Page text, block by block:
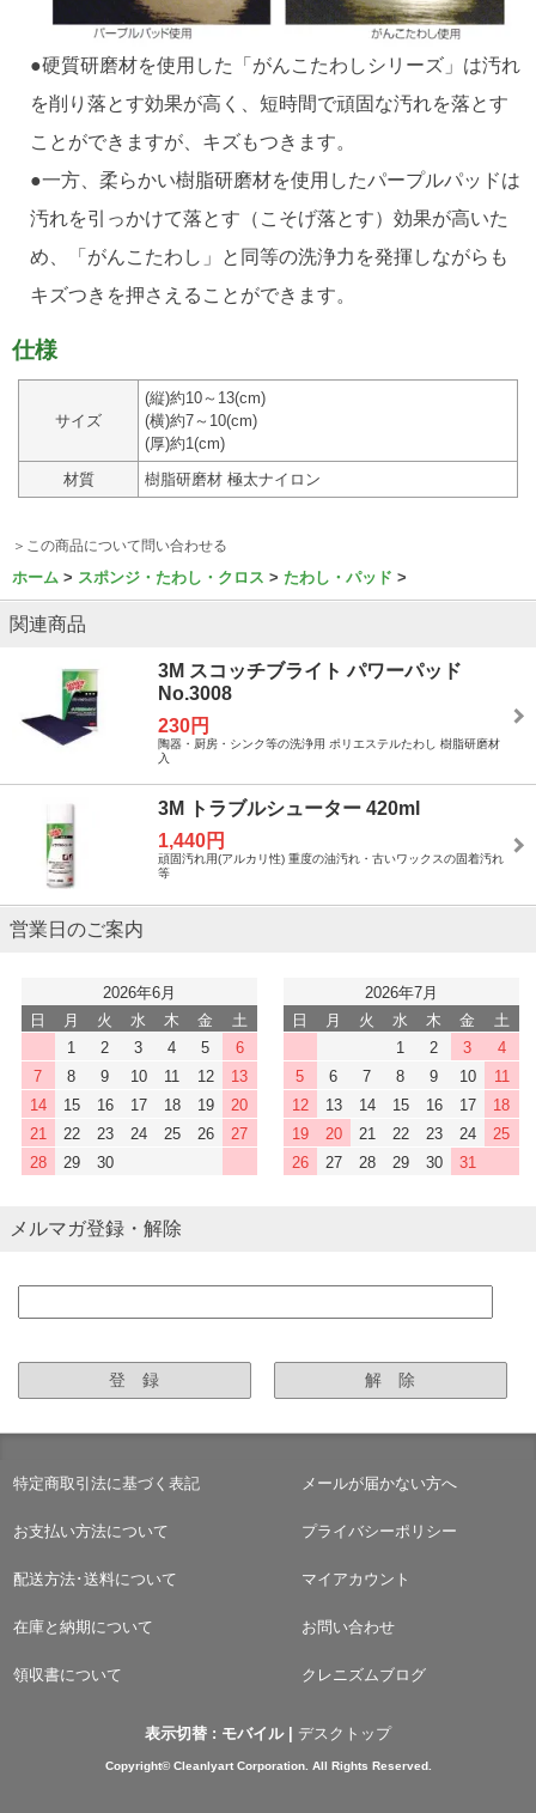
●硬質研磨材を使用した「がんこたわしシリーズ」は汚れ
を削り落とす効果が高く、短時間で頑固な汚れを落とす
ことができますが、キズもつきます。
●一方、柔らかい樹脂研磨材を使用したパープルパッドは
汚れを引っかけて落とす（こそげ落とす）効果が高いた
め、「がんこたわし」と同等の洗浄力を発揮しながらも
キズつきを押さえることができます。
仕様
サイズ
(縦)約10～13(cm)
(横)約7～10(cm)
(厚)約1(cm)
材質
樹脂研磨材 極太ナイロン
＞この商品について問い合わせる
ホーム スポンジ・たわし・クロス たわし・パッド
関連商品
3M スコッチブライト パワーパッド
No.3008
230円
陶器・厨房・シンク等の洗浄用 ポリエステルたわし 樹脂研磨材
入
3M トラブルシューター 420ml
1,440円
頑固汚れ用(アルカリ性) 重度の油汚れ・古いワックスの固着汚れ
等
営業日のご案内
2026年6月
日
月 火 水 木 金
土
1
2 3 4 5
6
7
8 9 10 11 12
13
14
15 16 17 18 19
20
21
22 23 24 25 26
27
28
29 30
2026年7月
日
月 火 水 木 金
土
1
2 3
4
5
6 7 8 9 10
11
12
13 14 15 16 17
18
19
20 21 22 23 24
25
26
27 28 29 30 31
メルマガ登録・解除
特定商取引法に基づく表記 メールが届かない方へ
お支払い方法について プライバシーポリシー
配送方法･送料について マイアカウント
在庫と納期について お問い合わせ
領収書について クレニズムブログ
表示切替 : モバイル| デスクトップ
Copyright© Cleanlyart Corporation. All Rights Reserved.